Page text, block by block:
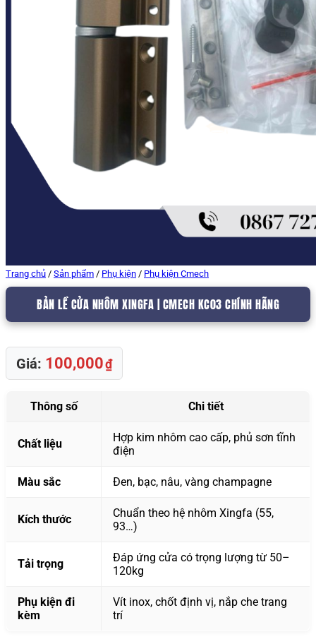
Trang chủ / Sản phẩm / Phụ kiện / Phụ kiện Cmech
BẢN LỀ CỬA NHÔM XINGFA | CMECH KC03 CHÍNH HÃNG
Giá: 100,000₫
Thông số Chi tiết
Chất liệu
Hợp kim nhôm cao cấp, phủ sơn tĩnh
điện
Màu sắc Đen, bạc, nâu, vàng champagne
Kích thước
Chuẩn theo hệ nhôm Xingfa (55,
93…)
Tải trọng
Đáp ứng cửa có trọng lượng từ 50–
120kg
Phụ kiện đi
kèm
Vít inox, chốt định vị, nắp che trang
trí